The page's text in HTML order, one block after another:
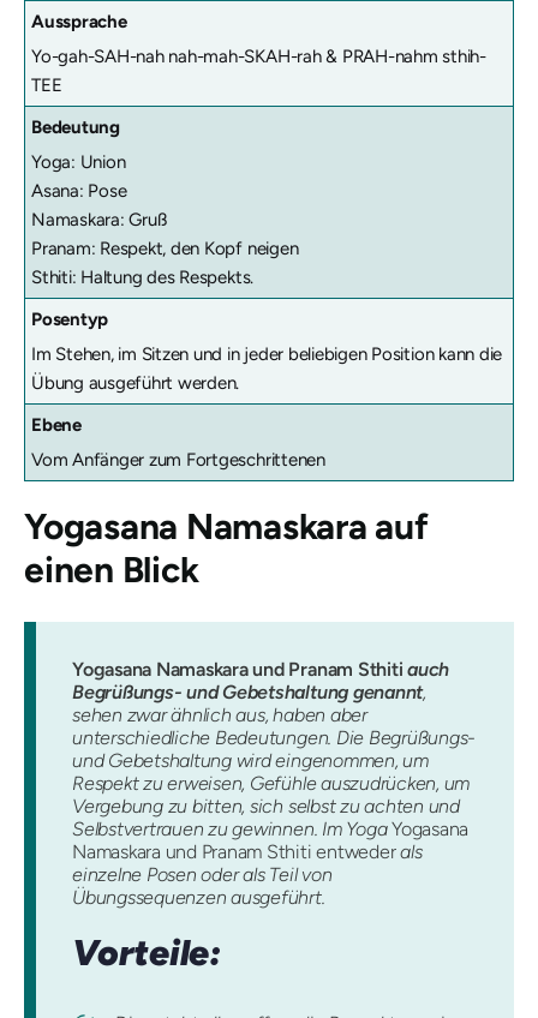
Aussprache
Yo-gah-SAH-nah nah-mah-SKAH-rah & PRAH-nahm sthih-
TEE
Bedeutung
Yoga: Union
Asana: Pose
Namaskara: Gruß
Pranam: Respekt, den Kopf neigen
Sthiti: Haltung des Respekts.
Posentyp
Im Stehen, im Sitzen und in jeder beliebigen Position kann die
Übung ausgeführt werden.
Ebene
Vom Anfänger zum Fortgeschrittenen
Yogasana Namaskara auf
einen Blick
Yogasana Namaskara und Pranam Sthiti auch
Begrüßungs- und Gebetshaltung genannt,
sehen zwar ähnlich aus, haben aber
unterschiedliche Bedeutungen. Die Begrüßungs-
und Gebetshaltung wird eingenommen, um
Respekt zu erweisen, Gefühle auszudrücken, um
Vergebung zu bitten, sich selbst zu achten und
Selbstvertrauen zu gewinnen. Im YogaYogasana
Namaskara und Pranam Sthiti entwederals
einzelne Posen oder als Teil von
Übungssequenzen ausgeführt.
Vorteile: